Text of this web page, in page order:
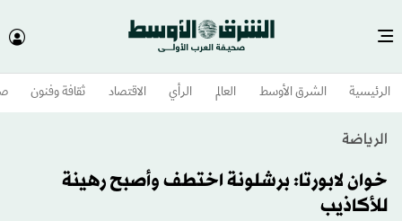
الرئيسية الشرق الأوسط​ العالم الرأي الاقتصاد ثقافة وفنون
الرياضة
خوان لابورتا: برشلونة اختطف وأصبح رهينة
للأكاذيب